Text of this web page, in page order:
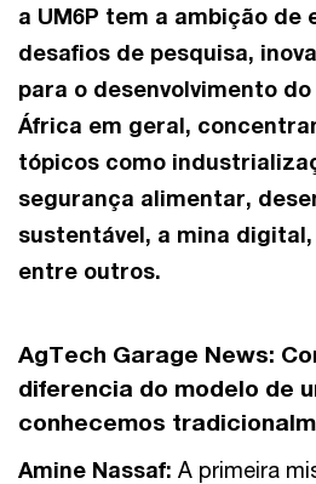
a UM6P tem a ambição de
desafios de pesquisa,
para o desenvolvimento
África em geral,
tópicos como
segurança alimentar,
sustentável, a mina
entre outros.
AgTech Garage News:
diferencia do modelo de
conhecemos
Amine Nassaf: A primeira